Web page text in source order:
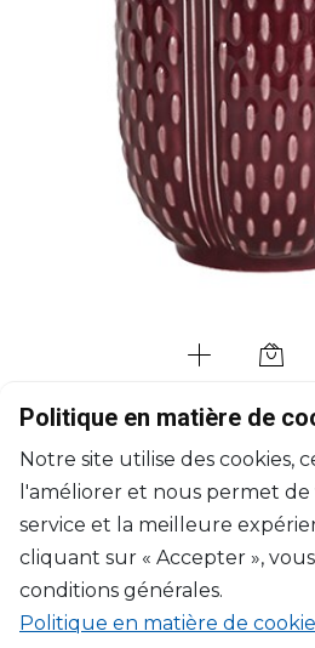
GIEN
Gobelet à thé
27cl, H: 9.4cm, D:
$54
Politique en matière de
Notre site utilise des cookies,
l'améliorer et nous permet
service et la meilleure
cliquant sur « Accepter »,
conditions générales.
Politique en matière de